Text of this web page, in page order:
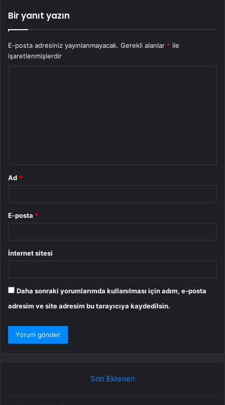
Bir yanıt yazın
E-posta adresiniz yayınlanmayacak. Gerekli alanlar * ile
işaretlenmişlerdir
Ad *
E-posta *
İnternet sitesi
Daha sonraki yorumlarımda kullanılması için adım, e-posta
adresim ve site adresim bu tarayıcıya kaydedilsin.
Son Eklenen